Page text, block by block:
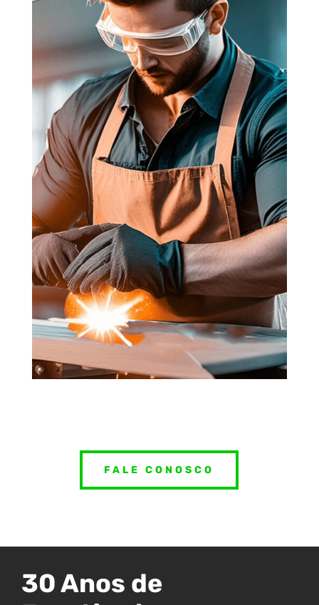
FALE CONOSCO
30 Anos de